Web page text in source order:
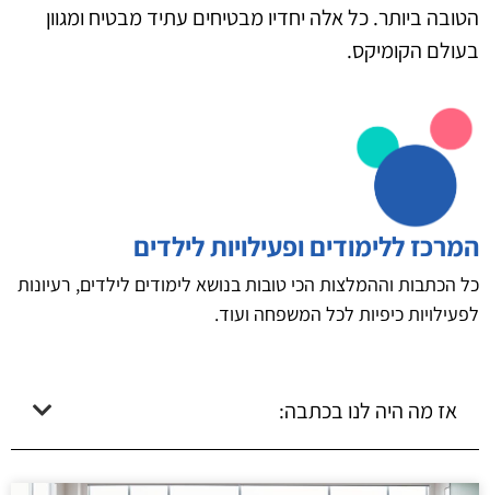
הטובה ביותר. כל אלה יחדיו מבטיחים עתיד מבטיח ומגוון
בעולם הקומיקס.
המרכז ללימודים ופעילויות לילדים
כל הכתבות וההמלצות הכי טובות בנושא לימודים לילדים, רעיונות
לפעילויות כיפיות לכל המשפחה ועוד.
אז מה היה לנו בכתבה: